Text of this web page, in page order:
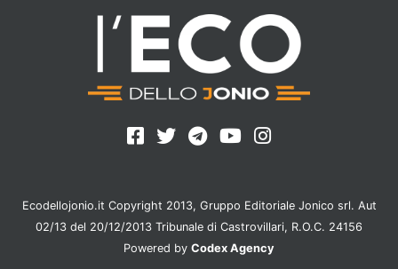
Ecodellojonio.it Copyright 2013, Gruppo Editoriale Jonico srl. Aut
02/13 del 20/12/2013 Tribunale di Castrovillari, R.O.C. 24156
Powered by Codex Agency